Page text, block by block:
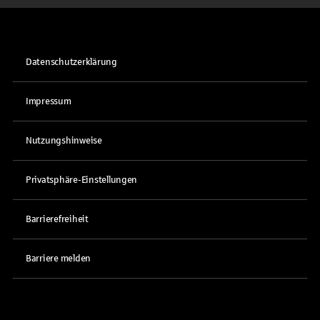
Datenschutzerklärung
Impressum
Nutzungshinweise
Privatsphäre-Einstellungen
Barrierefreiheit
Barriere melden